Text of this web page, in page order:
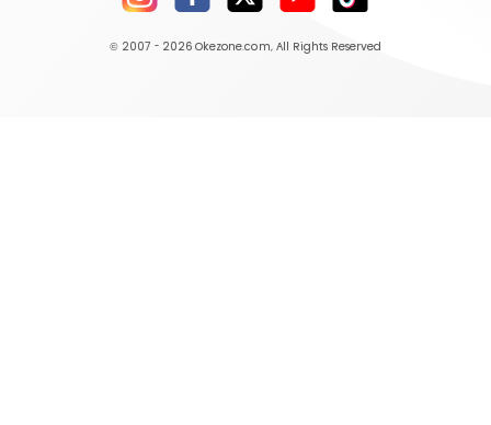
© 2007 - 2026 Okezone.com, All Rights Reserved